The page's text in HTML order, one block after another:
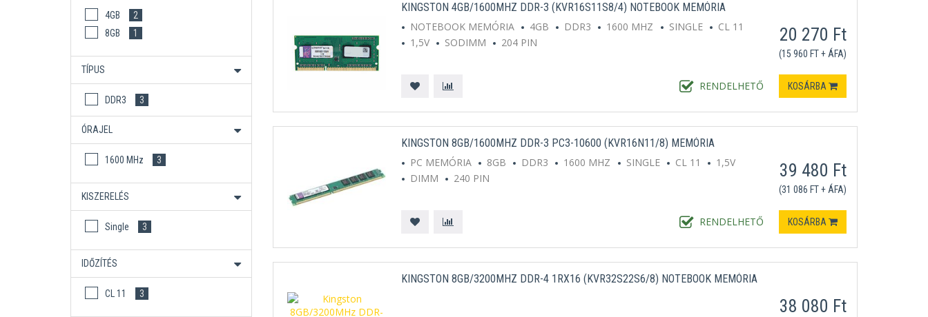
4GB
2
8GB
1
TÍPUS
DDR3 3
ÓRAJEL
1600 MHz 3
KISZERELÉS
Single 3
IDŐZÍTÉS
CL 11 3
KINGSTON 4GB/1600MHZ DDR-3 (KVR16S11S8/4) NOTEBOOK MEMÓRIA
NOTEBOOK MEMÓRIA
4GB DDR3 1600 MHZ SINGLE
CL 11
1,5V
SODIMM 204 PIN
RENDELHETŐ
20 270 Ft
(15 960 FT + ÁFA)
KOSÁRBA
KINGSTON 8GB/1600MHZ DDR-3 PC3-10600 (KVR16N11/8) MEMÓRIA
PC MEMÓRIA
8GB DDR3 1600 MHZ SINGLE CL 11
1,5V
DIMM
240 PIN
RENDELHETŐ
39 480 Ft
(31 086 FT + ÁFA)
KOSÁRBA
KINGSTON 8GB/3200MHZ DDR-4 1RX16 (KVR32S22S6/8) NOTEBOOK MEMÓRIA
38 080 Ft